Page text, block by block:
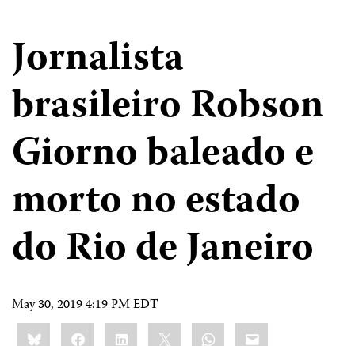
Jornalista
brasileiro Robson
Giorno baleado e
morto no estado
do Rio de Janeiro
May 30, 2019 4:19 PM EDT
Share
this:BlueskyFacebookLinkedIn WhatsApp
Email